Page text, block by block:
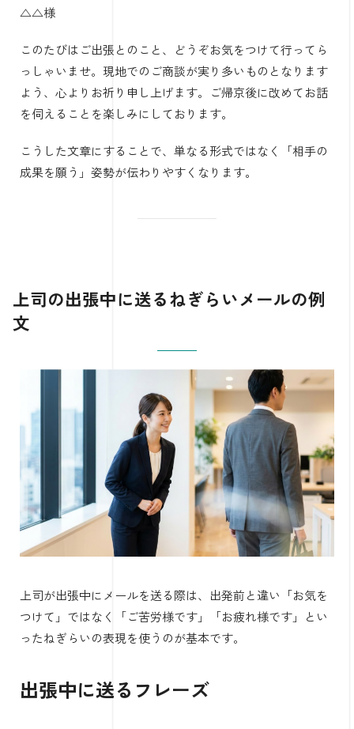
△△様
このたびはご出張とのこと、どうぞお気をつけて行ってら
っしゃいませ。現地でのご商談が実り多いものとなります
よう、心よりお祈り申し上げます。ご帰京後に改めてお話
を伺えることを楽しみにしております。
こうした文章にすることで、単なる形式ではなく「相手の
成果を願う」姿勢が伝わりやすくなります。
上司の出張中に送るねぎらいメールの例
文
上司が出張中にメールを送る際は、出発前と違い「お気を
つけて」ではなく「ご苦労様です」「お疲れ様です」とい
ったねぎらいの表現を使うのが基本です。
出張中に送るフレーズ